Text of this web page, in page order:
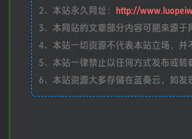
2、本站永久网址：
http://
3、本网站的文章部分内容可能来源于
4、本站一切资源不代表本站立场，并
5、本站一律禁止以任何方式发布或
6、本站资源大多存储在蓝奏云，如发